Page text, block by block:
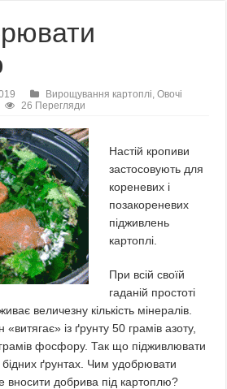
Вирощування картоплі,Овочі
26 Перегляди
Настій кропиви
застосовують для
кореневих і
позакореневих
підживлень
картоплі.
При всій своїй
гаданій простоті
величезну кількість мінералів.
із ґрунту 50 грамів азоту,
фосфору. Так що підживлювати
ґрунтах. Чим удобрювати
добрива під картоплю?